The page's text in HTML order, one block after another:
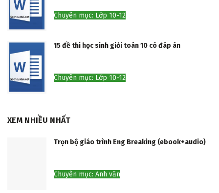
Chuyên mục: Lớp 10-12
15 đề thi học sinh giỏi toán 10 có đáp án
Chuyên mục: Lớp 10-12
XEM NHIỀU NHẤT
Trọn bộ giáo trình Eng Breaking (ebook+audio)
Chuyên mục: Anh văn